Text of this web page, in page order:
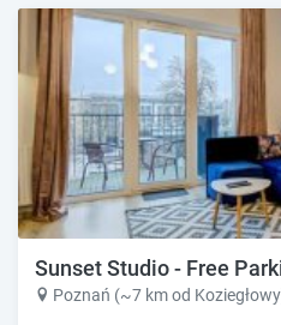
Sunset Studio - Free
Poznań (~7 km od